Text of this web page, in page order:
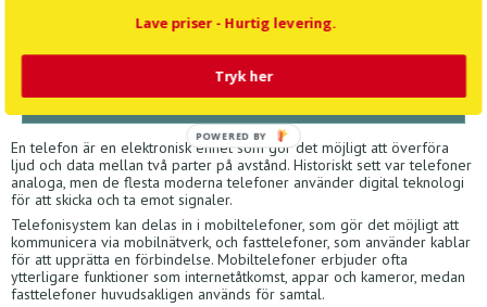
Inga produkter har påträffats.
En telefon är en elektronisk enhet som gör det möjligt att överföra
ljud och data mellan två parter på avstånd. Historiskt sett var telefoner
analoga, men de flesta moderna telefoner använder digital teknologi
för att skicka och ta emot signaler.
Telefonisystem kan delas in i mobiltelefoner, som gör det möjligt att
kommunicera via mobilnätverk, och fasttelefoner, som använder kablar
för att upprätta en förbindelse. Mobiltelefoner erbjuder ofta
ytterligare funktioner som internetåtkomst, appar och kameror, medan
fasttelefoner huvudsakligen används för samtal.
Lave priser - Hurtig levering.
Tryk her
POWERED BY